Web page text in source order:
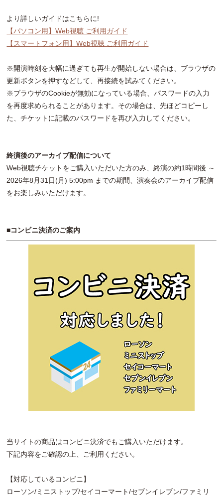
より詳しいガイドはこちらに!
【パソコン用】Web視聴 ご利用ガイド
【スマートフォン用】Web視聴 ご利用ガイド
※開演時刻を大幅に過ぎても再生が開始しない場合は、ブラウザの
更新ボタンを押すなどして、再接続を試みてください。
※ブラウザのCookieが無効になっている場合、パスワードの入力
を再度求められることがあります。その場合は、先ほどコピーし
た、チケットに記載のパスワードを再び入力してください。
終演後のアーカイブ配信について
Web視聴チケットをご購入いただいた方のみ、終演の約1時間後 ～
2026年8月31日(月) 5:00pm までの期間、演奏会のアーカイブ配信
をお楽しみいただけます。
■コンビニ決済のご案内
当サイトの商品はコンビニ決済でもご購入いただけます。
下記内容をご確認の上、ご利用ください。
【対応しているコンビニ】
ローソン/ミニストップ/セイコーマート/セブンイレブン/ファミリ